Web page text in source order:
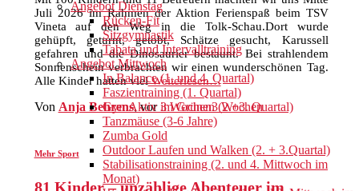
Angebot Dienstag
Rücken-Fit
Sitzgymnastik
Tabata und Intervalltraining
Angebot Mittwoch
In Balance (1. und 4. Quartal)
Faszientraining (1. Quartal)
GymAktiv im Grünen (2.+3. Quartal)
Tanzmäuse (3-6 Jahre)
Zumba Gold
Outdoor Laufen und Walken (2. + 3.Quartal)
Stabilisationstraining (2. und 4. Mittwoch im
Monat)
Juli 2026 im Rahmen der Aktion Ferienspaß beim TSV
Vineta auf den Weg in die Tolk-Schau.Dort wurde
gehüpft, geturnt, getobt, Schätze gesucht, Karussell
gefahren und die Dinosaurier bestaunt. Bei strahlendem
Sonnenschein verbrachten wir einen wunderschönen Tag.
Alle Kinder hatten vielWeiterlesen…
Von Anja Behrens, vor3 Wochen3 Wochen
Mehr Sport
81 Kinder – unzählige Abenteuer im